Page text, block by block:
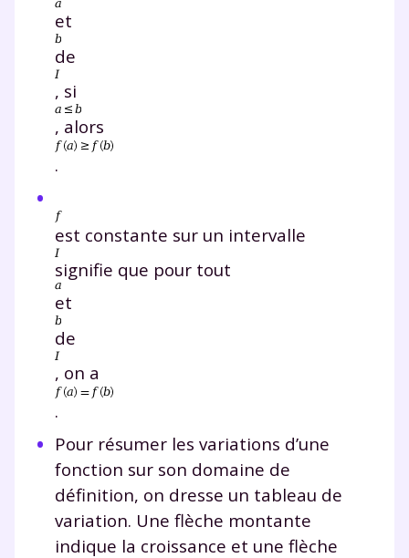
et
de
, si
, alors
.
est constante sur un intervalle
signifie que pour tout
et
de
, on a
.
Pour résumer les variations d’une
fonction sur son domaine de
définition, on dresse un tableau de
variation. Une flèche montante
indique la croissance et une flèche